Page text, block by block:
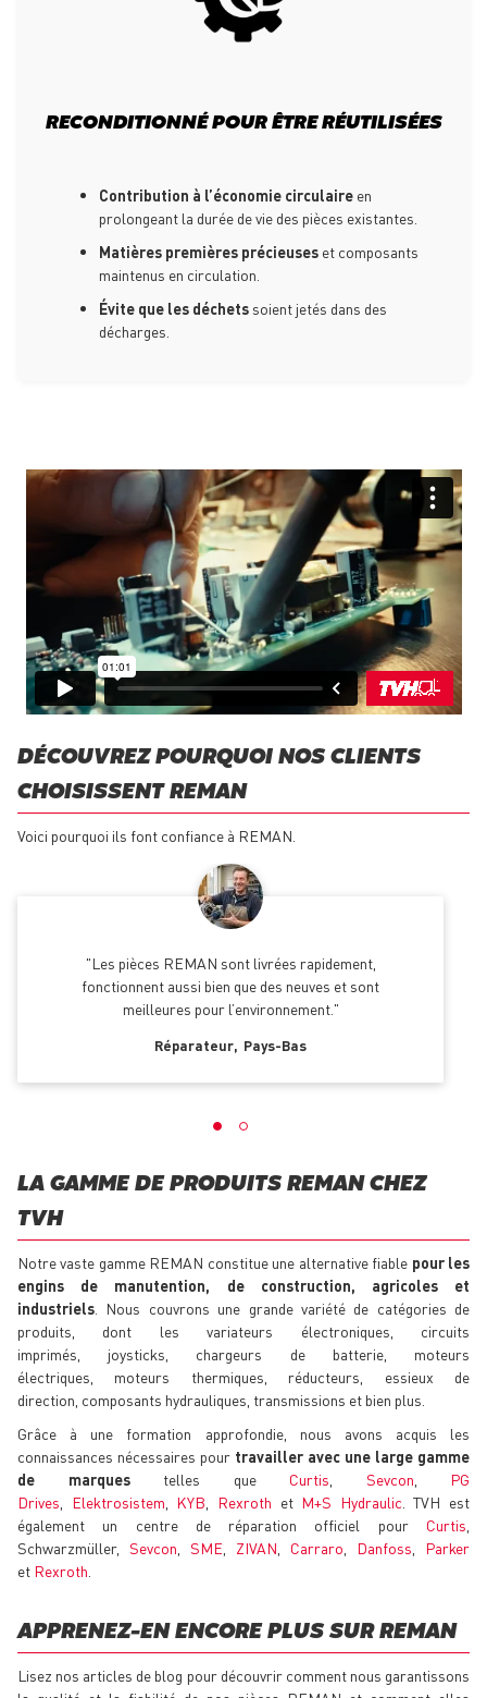
RECONDITIONNÉ POUR ÊTRE RÉUTILISÉES
Contribution à l’économie circulaire en
prolongeant la durée de vie des pièces existantes.
Matières premières précieuses et composants
maintenus en circulation.
Évite que les déchets soient jetés dans des
décharges.
DÉCOUVREZ POURQUOI NOS CLIENTS
CHOISISSENT REMAN
Voici pourquoi ils font confiance à REMAN.
Les pièces REMAN sont livrées rapidement,
fonctionnent aussi bien que des neuves et sont
meilleures pour l’environnement.
Réparateur Pays-Bas
LA GAMME DE PRODUITS REMAN CHEZ
TVH
Notre vaste gamme REMAN constitue une alternative fiable pour les
engins de manutention, de construction, agricoles et
industriels . Nous couvrons une grande variété de catégories de
produits, dont les variateurs électroniques, circuits
imprimés, joysticks, chargeurs de batterie, moteurs
électriques, moteurs thermiques, réducteurs, essieux de
direction, composants hydrauliques, transmissions et bien plus.
Grâce à une formation approfondie, nous avons acquis les
connaissances nécessaires pour travailler avec une large gamme
de marquestelles que Curtis Sevcon
PG
Drives
Elektrosistem KYB Rexroth et M+S Hydraulic . TVH est
également un centre de réparation officiel pour Curtis
Schwarzmüller, Sevcon SME ZIVAN Carraro Danfoss
Parker
et Rexroth
APPRENEZ-EN ENCORE PLUS SUR REMAN
Lisez nos articles de blog pour découvrir comment nous garantissons